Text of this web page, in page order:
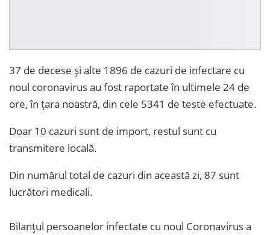
37 de decese și alte 1896 de cazuri de infectare cu
noul coronavirus au fost raportate în ultimele 24 de
ore, în țara noastră, din cele 5341 de teste efectuate.
Doar 10 cazuri sunt de import, restul sunt cu
transmitere locală.
Din numărul total de cazuri din această zi, 87 sunt
lucrători medicali.
Bilanțul persoanelor infectate cu noul Coronavirus a